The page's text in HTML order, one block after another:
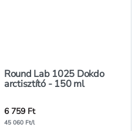
Round Lab 1025 Dokdo
arctisztító - 150 ml
6 759 Ft
45 060 Ft/l